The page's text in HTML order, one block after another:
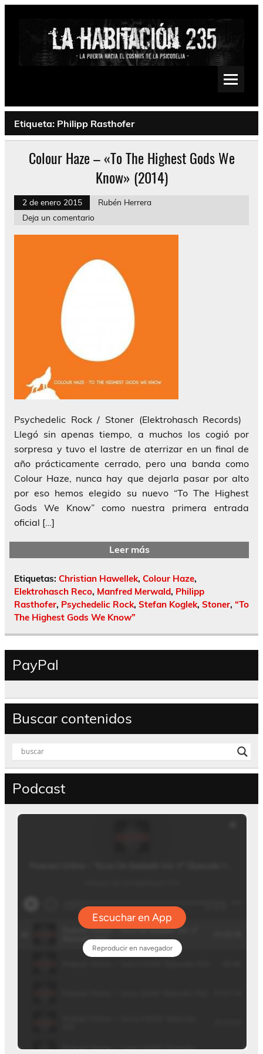
Saltar
Psychedelic, Stoner, Doom, Sludge, Fuzz, Space, Drone
Etiqueta: Philipp Rasthofer
Colour Haze – «To The Highest Gods We
Know» (2014)
2 de enero 2015
Rubén Herrera
Deja un comentario
Psychedelic Rock / Stoner (Elektrohasch Records)
Llegó sin apenas tiempo, a muchos los cogió por
sorpresa y tuvo el lastre de aterrizar en un final de
año prácticamente cerrado, pero una banda como
Colour Haze, nunca hay que dejarla pasar por alto
por eso hemos elegido su nuevo “To The Highest
Gods We Know” como nuestra primera entrada
oficial […]
Leer más
Etiquetas: Christian Hawellek, Colour Haze,
Elektrohasch Reco, Manfred Merwald, Philipp
Rasthofer, Psychedelic Rock, Stefan Koglek, Stoner, “To
The Highest Gods We Know”
PayPal
Buscar contenidos
Podcast